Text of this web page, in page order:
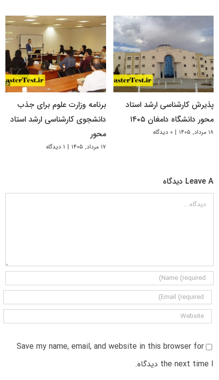
پذیرش کارشناسی ارشد استاد
محور دانشگاه دامغان ۱۴۰۵
۱۸ مرداد, ۱۴۰۵ | ۰ دیدگاه
برنامه وزارت علوم برای جذب
دانشجوی کارشناسی ارشد استاد
محور
۱۷ مرداد, ۱۴۰۵ | ۱ دیدگاه
Leave A دیدگاه
دیدگاه
Save my name, email, and website in this browser for
the next time I دیدگاه.